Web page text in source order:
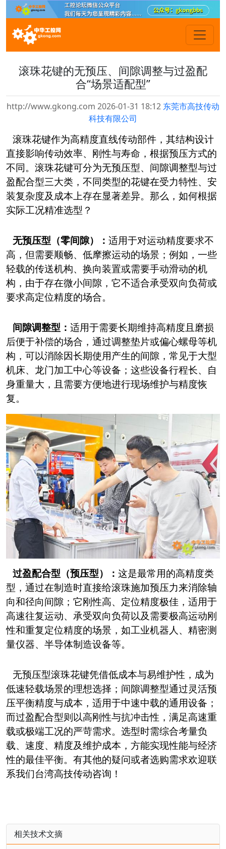
滚珠花键的无预压、间隙调整与过盈配
合“场景适配型”
http://www.gkong.com 2026-01-31 18:12 东莞市高技传动
科技有限公司
滚珠花键作为高精度直线传动部件，其结构设计
直接影响传动效率、刚性与寿命，根据预压方式的
不同。滚珠花键可分为无预压型、间隙调整型与过
盈配合型三大类，不同类型的花键在受力特性、安
装复杂度及成本上存在显著差异。那么，如何根据
实际工况精准选型？
无预压型（零间隙）：适用于对运动精度要求不
高，但需要顺畅、低摩擦运动的场景；例如，一些
轻载的传送机构、换向装置或需要手动滑动的机
构，由于存在微小间隙，它不适合承受双向负荷或
要求高定位精度的场合。
间隙调整型：适用于需要长期维持高精度且磨损
后便于补偿的场合，通过调整垫片或偏心螺母等机
构，可以消除因长期使用产生的间隙，常见于大型
机床、龙门加工中心等设备；这些设备行程长、自
身重量大，且需要方便地进行现场维护与精度恢
复。
过盈配合型（预压型）：这是最常用的高精度类
型，通过在制造时直接给滚珠施加预压力来消除轴
向和径向间隙；它刚性高、定位精度极佳，适用于
高速往复运动、承受双向负荷以及需要极高运动刚
性和重复定位精度的场景，如工业机器人、精密测
量仪器、半导体制造设备等。
无预压型滚珠花键凭借低成本与易维护性，成为
低速轻载场景的理想选择；间隙调整型通过灵活预
压平衡精度与成本，适用于中速中载的通用设备；
而过盈配合型则以高刚性与抗冲击性，满足高速重
载或极端工况的严苛需求。选型时需综合考量负
载、速度、精度及维护成本，方能实现性能与经济
性的最佳平衡。有其他的疑问或者选购需求欢迎联
系我们台湾高技传动咨询！
相关技术文摘